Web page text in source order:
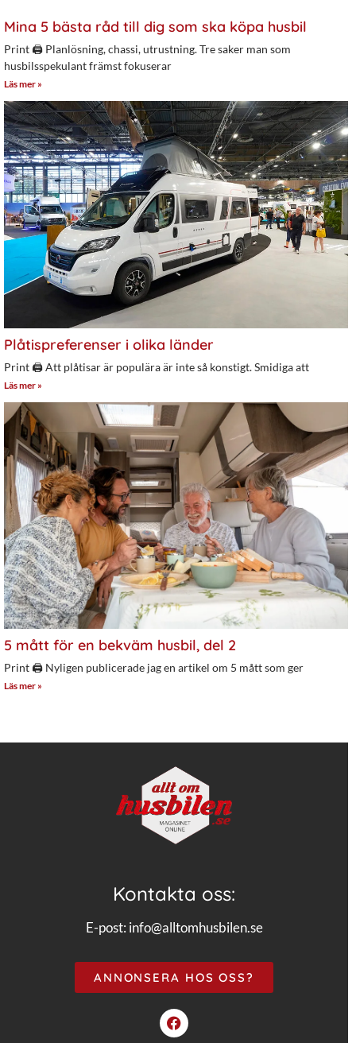
Mina 5 bästa råd till dig som ska köpa husbil
Print 🖨 Planlösning, chassi, utrustning. Tre saker man som
husbilsspekulant främst fokuserar
Läs mer »
Plåtispreferenser i olika länder
Print 🖨 Att plåtisar är populära är inte så konstigt. Smidiga att
Läs mer »
5 mått för en bekväm husbil, del 2
Print 🖨 Nyligen publicerade jag en artikel om 5 mått som ger
Läs mer »
Kontakta oss:
E-post: info@alltomhusbilen.se
ANNONSERA HOS OSS?